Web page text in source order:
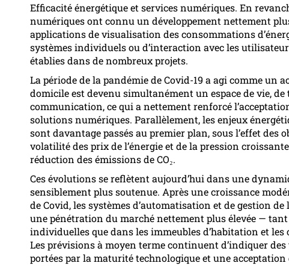
Efficacité énergétique et services numériques. En
numériques ont connu un développement nettement
applications de visualisation des consommations
systèmes individuels ou d’interaction avec les
établies dans de nombreux projets.
La période de la pandémie de Covid-19 a agi comme un
domicile est devenu simultanément un espace de vie,
communication, ce qui a nettement renforcé
solutions numériques. Parallèlement, les enjeux
sont davantage passés au premier plan, sous l’effet des
volatilité des prix de l’énergie et de la pression
réduction des émissions de CO₂.
Ces évolutions se reflètent aujourd’hui dans une
sensiblement plus soutenue. Après une croissance
de Covid, les systèmes d’automatisation et de gestion de
une pénétration du marché nettement plus élevée —
individuelles que dans les immeubles d’habitation et
Les prévisions à moyen terme continuent d’indiquer des
portées par la maturité technologique et une